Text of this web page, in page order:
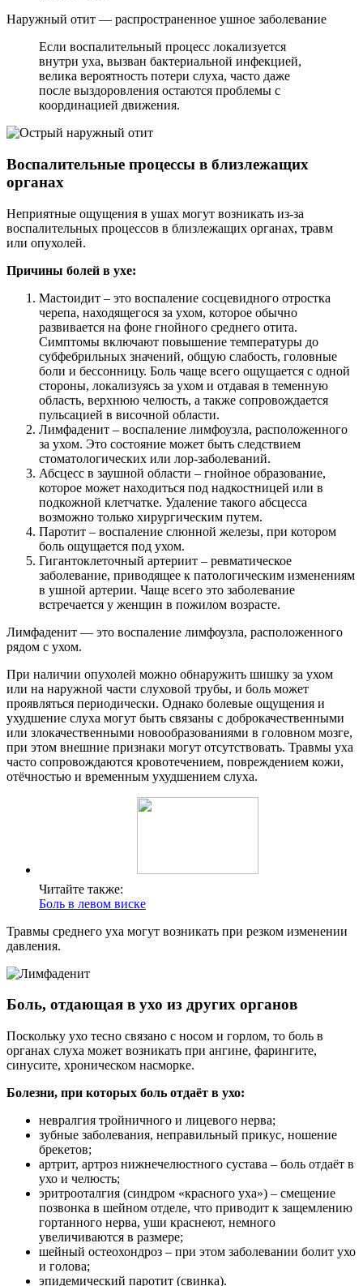
Наружный отит — распространенное ушное заболевание
Если воспалительный процесс локализуется
внутри уха, вызван бактериальной инфекцией,
велика вероятность потери слуха, часто даже
после выздоровления остаются проблемы с
координацией движения.
Воспалительные процессы в близлежащих
органах
Неприятные ощущения в ушах могут возникать из-за
воспалительных процессов в близлежащих органах, травм
или опухолей.
Причины болей в ухе:
Мастоидит – это воспаление сосцевидного отростка
черепа, находящегося за ухом, которое обычно
развивается на фоне гнойного среднего отита.
Симптомы включают повышение температуры до
субфебрильных значений, общую слабость, головные
боли и бессонницу. Боль чаще всего ощущается с одной
стороны, локализуясь за ухом и отдавая в теменную
область, верхнюю челюсть, а также сопровождается
пульсацией в височной области.
Лимфаденит – воспаление лимфоузла, расположенного
за ухом. Это состояние может быть следствием
стоматологических или лор-заболеваний.
Абсцесс в заушной области – гнойное образование,
которое может находиться под надкостницей или в
подкожной клетчатке. Удаление такого абсцесса
возможно только хирургическим путем.
Паротит – воспаление слюнной железы, при котором
боль ощущается под ухом.
Гигантоклеточный артериит – ревматическое
заболевание, приводящее к патологическим изменениям
в ушной артерии. Чаще всего это заболевание
встречается у женщин в пожилом возрасте.
Лимфаденит — это воспаление лимфоузла, расположенного
рядом с ухом.
При наличии опухолей можно обнаружить шишку за ухом
или на наружной части слуховой трубы, и боль может
проявляться периодически. Однако болевые ощущения и
ухудшение слуха могут быть связаны с доброкачественными
или злокачественными новообразованиями в головном мозге,
при этом внешние признаки могут отсутствовать. Травмы уха
часто сопровождаются кровотечением, повреждением кожи,
отёчностью и временным ухудшением слуха.
Читайте также:
Боль в левом виске
Травмы среднего уха могут возникать при резком изменении
давления.
Боль, отдающая в ухо из других органов
Поскольку ухо тесно связано с носом и горлом, то боль в
органах слуха может возникать при ангине, фарингите,
синусите, хроническом насморке.
Болезни, при которых боль отдаёт в ухо:
невралгия тройничного и лицевого нерва;
зубные заболевания, неправильный прикус, ношение
брекетов;
артрит, артроз нижнечелюстного сустава – боль отдаёт в
ухо и челюсть;
эритрооталгия (синдром «красного уха») – смещение
позвонка в шейном отделе, что приводит к защемлению
гортанного нерва, уши краснеют, немного
увеличиваются в размере;
шейный остеохондроз – при этом заболевании болит ухо
и голова;
эпидемический паротит (свинка).